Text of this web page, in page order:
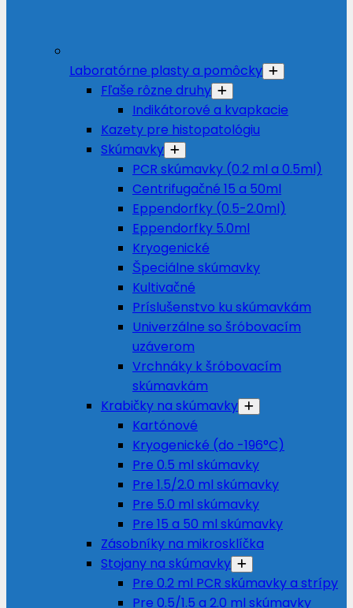
Laboratórne plasty a pomôcky
Fľaše rôzne druhy
Indikátorové a kvapkacie
Kazety pre histopatológiu
Skúmavky
PCR skúmavky (0.2 ml a 0.5ml)
Centrifugačné 15 a 50ml
Eppendorfky (0.5-2.0ml)
Eppendorfky 5.0ml
Kryogenické
Špeciálne skúmavky
Kultivačné
Príslušenstvo ku skúmavkám
Univerzálne so šróbovacím
uzáverom
Vrchnáky k šróbovacím
skúmavkám
Krabičky na skúmavky
Kartónové
Kryogenické (do -196°C)
Pre 0.5 ml skúmavky
Pre 1.5/2.0 ml skúmavky
Pre 5.0 ml skúmavky
Pre 15 a 50 ml skúmavky
Zásobníky na mikrosklíčka
Stojany na skúmavky
Pre 0.2 ml PCR skúmavky a strípy
Pre 0.5/1.5 a 2.0 ml skúmavky